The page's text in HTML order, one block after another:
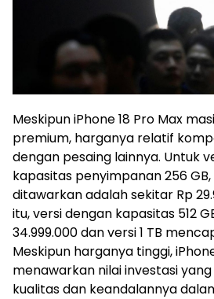
Meskipun iPhone 18 Pro Max
premium, harganya relatif
dengan pesaing lainnya. Untuk
kapasitas penyimpanan 256
ditawarkan adalah sekitar Rp
itu, versi dengan kapasitas 512
34.999.000 dan versi 1 TB
Meskipun harganya tinggi,
menawarkan nilai investasi
kualitas dan keandalannya